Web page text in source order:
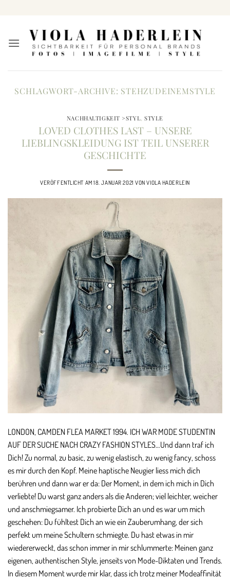
SCHLAGWORT-ARCHIVE: STEHZUDEINEMSTYLE
NACHHALTIGKEIT >STYL,STYLE
LOVED CLOTHES LAST – UNSERE
LIEBLINGSKLEIDUNG IST TEIL UNSERER
GESCHICHTE
VERÖFFENTLICHT AM18. JANUAR 2021 VONVIOLA HADERLEIN
LONDON, CAMDEN FLEA MARKET 1994. ICH WAR MODE STUDENTIN
AUF DER SUCHE NACH CRAZY FASHION STYLES…Und dann traf ich
Dich! Zu normal, zu basic, zu wenig elastisch, zu wenig fancy, schoss
es mir durch den Kopf. Meine haptische Neugier liess mich dich
berühren und dann war er da: Der Moment, in dem ich mich in Dich
verliebte! Du warst ganz anders als die Anderen; viel leichter, weicher
und anschmiegsamer. Ich probierte Dich an und es war um mich
geschehen: Du fühltest Dich an wie ein Zauberumhang, der sich
perfekt um meine Schultern schmiegte. Du hast etwas in mir
wiedererweckt, das schon immer in mir schlummerte: Meinen ganz
eigenen, authentischen Style, jenseits von Mode-Diktaten und Trends.
In diesem Moment wurde mir klar, dass ich trotz meiner Modeaffinität